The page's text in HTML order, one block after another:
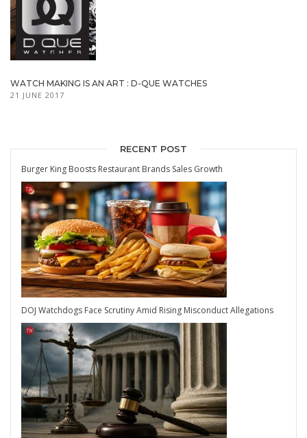
WATCH MAKING IS AN ART : D-QUE WATCHES
21 JUNE 2017
RECENT POST
Burger King Boosts Restaurant Brands Sales Growth
DOJ Watchdogs Face Scrutiny Amid Rising Misconduct Allegations